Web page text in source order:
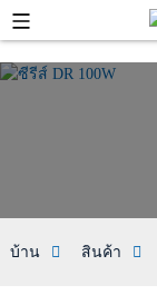
บ้าน สินค้า